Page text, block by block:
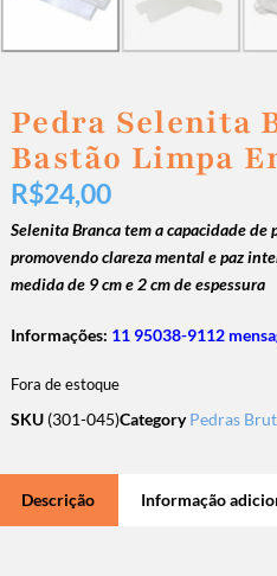
Pedra Selenita
Bastão Limpa
R$24,00
Selenita Branca tem a capacidade
promovendo clareza mental e paz
medida de 9 cm e 2 cm de espessura
Informações: 11 95038-9112
Fora de estoque
SKU (301-045)Category Pedras
Descrição Informação